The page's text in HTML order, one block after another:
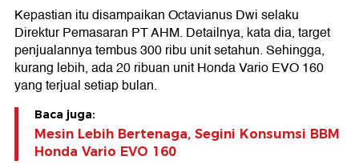
Kepastian itu disampaikan Octavianus Dwi selaku
Direktur Pemasaran PT AHM. Detailnya, kata dia, target
penjualannya tembus 300 ribu unit setahun. Sehingga,
kurang lebih, ada 20 ribuan unit Honda Vario EVO 160
yang terjual setiap bulan.
Baca juga:
Mesin Lebih Bertenaga, Segini Konsumsi BBM
Honda Vario EVO 160